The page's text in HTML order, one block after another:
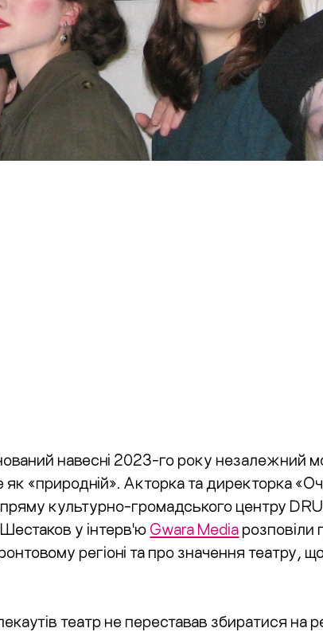
навесні 2023-го року незалежний
«природній». Акторка та директорка
культурно-громадського центру
у інтерв'ю Gwara Media розповіли
регіоні та про значення театру,
театр не переставав збиратися на